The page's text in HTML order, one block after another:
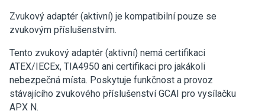
Zvukový adaptér (aktivní) je kompatibilní pouze se
zvukovým příslušenstvím.
Tento zvukový adaptér (aktivní) nemá certifikaci
ATEX/IECEx, TIA4950 ani certifikaci pro jakákoli
nebezpečná místa. Poskytuje funkčnost a provoz
stávajícího zvukového příslušenství GCAI pro vysílačku
APX N.